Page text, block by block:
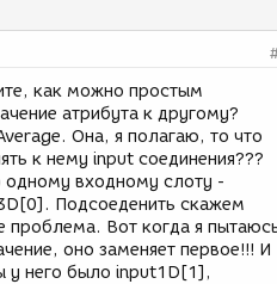
как можно простым
атрибута к другому?
Она, я полагаю, то что
к нему input соединения???
одному входному слоту -
Подсоеденить скажем
проблема. Вот когда я
оно заменяет первое!!! И
у него было input1D[1],